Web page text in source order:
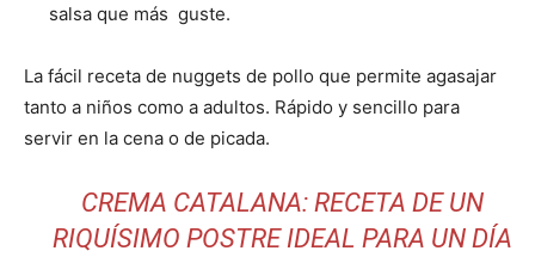
salsa que más guste.
La fácil receta de nuggets de pollo que permite agasajar
tanto a niños como a adultos. Rápido y sencillo para
servir en la cena o de picada.
CREMA CATALANA: RECETA DE UN
RIQUÍSIMO POSTRE IDEAL PARA UN DÍA